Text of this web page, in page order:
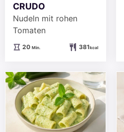
CRUDO
Nudeln mit rohen
Tomaten
20Minuten
Min. 381kcal